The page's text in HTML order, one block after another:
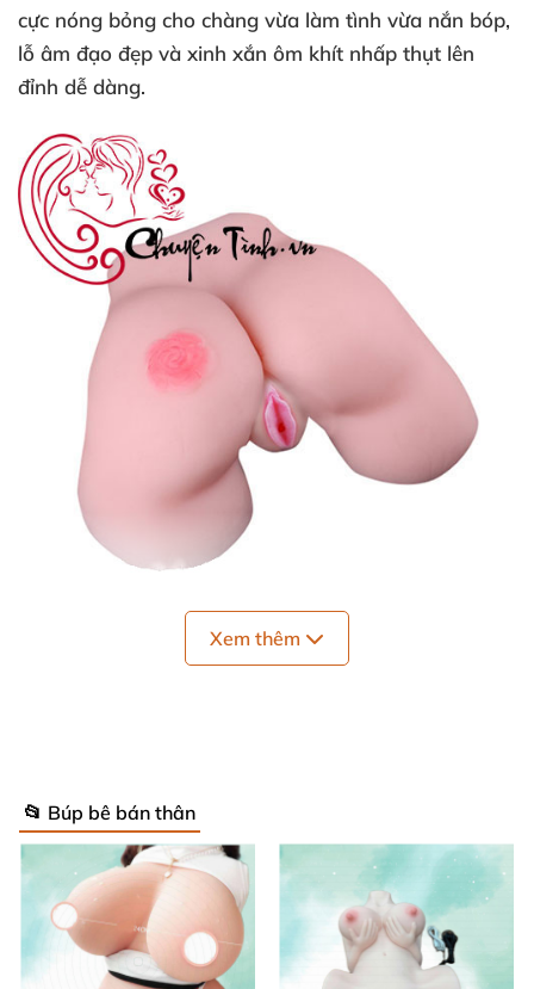
cực nóng bỏng cho chàng vừa làm tình vừa nắn bóp,
lỗ âm đạo đẹp và xinh xắn ôm khít nhấp thụt lên
đỉnh dễ dàng.
Âm đạo giả vòng 3 quyến rũtại chuyentinh.vn
bạn khócó thể phân biệt
Thiết kế âm đạo giả chổng mông cao cấp vô cùng
quyến rũ, mềm mại
và kích thích ngay từ ánh mắt
đầu tiên. Kích thước vừa vặn như một cô gái non nớt
Xem thêm
📂 Búp bê bán thân